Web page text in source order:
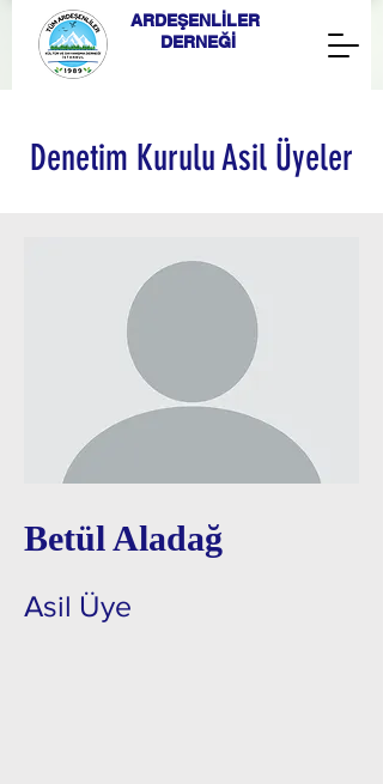
ARDEŞENLİLER
DERNEĞİ
Denetim Kurulu Asil Üyeler
Betül Aladağ
Asil Üye